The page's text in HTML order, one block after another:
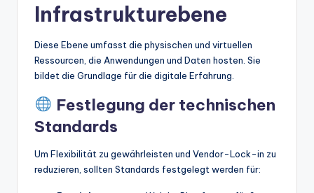
Infrastrukturebene
Diese Ebene umfasst die physischen und virtuellen
Ressourcen, die Anwendungen und Daten hosten. Sie
bildet die Grundlage für die digitale Erfahrung.
Festlegung der technischen
Standards
Um Flexibilität zu gewährleisten und Vendor-Lock-in zu
reduzieren, sollten Standards festgelegt werden für: